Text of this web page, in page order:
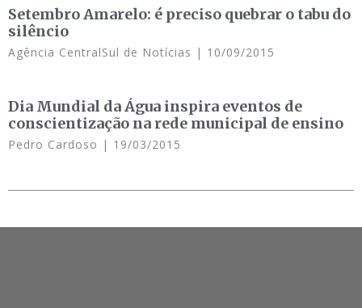
Setembro Amarelo: é preciso quebrar o tabu do
silêncio
Agência CentralSul de Notícias 10/09/2015
Dia Mundial da Água inspira eventos de
conscientização na rede municipal de ensino
Pedro Cardoso 19/03/2015